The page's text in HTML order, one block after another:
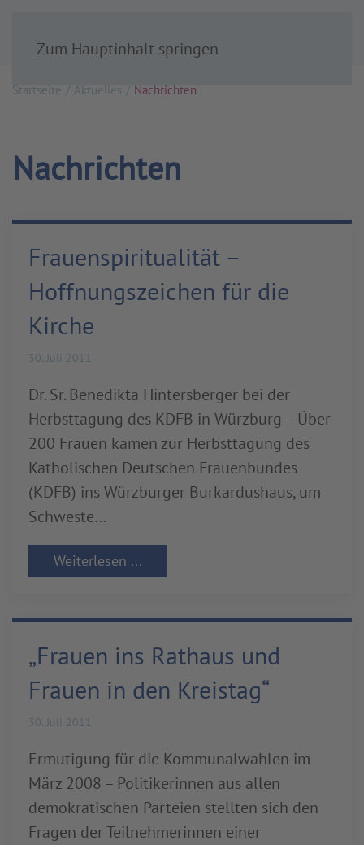
Zum Hauptinhalt springen
Startseite Aktuelles Nachrichten
Nachrichten
Frauenspiritualität –
Hoffnungszeichen für die
Kirche
30. Juli 2011
Dr. Sr. Benedikta Hintersberger bei der
Herbsttagung des KDFB in Würzburg – Über
200 Frauen kamen zur Herbsttagung des
Katholischen Deutschen Frauenbundes
(KDFB) ins Würzburger Burkardushaus, um
Schweste…
Weiterlesen ...
„Frauen ins Rathaus und
Frauen in den Kreistag“
30. Juli 2011
Ermutigung für die Kommunalwahlen im
März 2008 – Politikerinnen aus allen
demokratischen Parteien stellten sich den
Fragen der Teilnehmerinnen einer